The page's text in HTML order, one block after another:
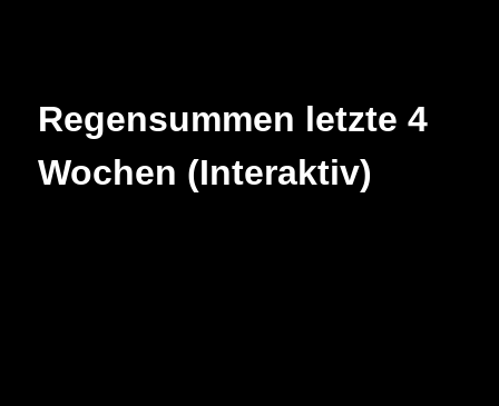
Regensummen letzte 4
Wochen (Interaktiv)